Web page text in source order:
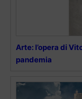
Arte: l’opera di
pandemia